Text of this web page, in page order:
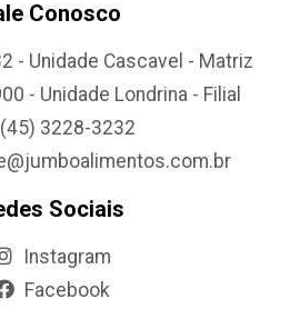
Conosco
- Unidade Cascavel - Matriz
- Unidade Londrina - Filial
(45) 3228-3232
Sociais
Instagram
Facebook